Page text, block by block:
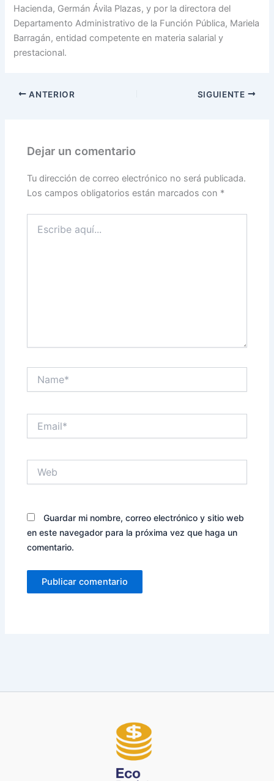
Hacienda, Germán Ávila Plazas, y por la directora del
Departamento Administrativo de la Función Pública, Mariela
Barragán, entidad competente en materia salarial y
prestacional.
ANTERIOR SIGUIENTE
Dejar un comentario
Tu dirección de correo electrónico no será publicada.
Los campos obligatorios están marcados con *
aquí...
Guardar mi nombre, correo electrónico y sitio web
en este navegador para la próxima vez que haga un
comentario.